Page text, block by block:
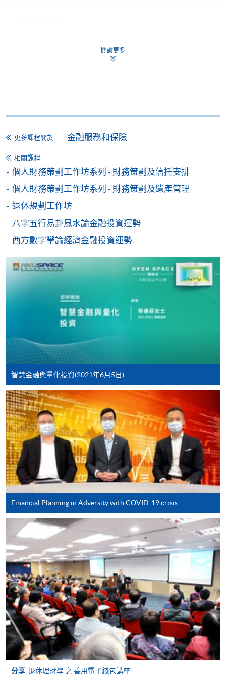
交下期學費的學員，提供網上服務，如學員就讀的課
VISA 或 Mastercard、「微信支付」(Online WeChat
Pay) 、「支付寶」(Online Alipay) 或 「轉數快」(FPS)
繳付學費。
親身報名/郵遞
報讀新課程
凡以「先到先得」為取錄方式的課程，請填妥
SF26報名表，親往報名中心或以郵遞方式連同學
費以及所需證明文件呈交。
[下載報名表SF26
申請學歷頒授及專業課程可能需要其他資料，報名
表格後，請連同報名費/學費以及所需證明文件親
往報名中心或以郵遞方式遞交。
報讀同一學歷頒授課程內其他單元
​學院為學歷頒授課程特設「註冊及學費通知」，適
用於一般學歷頒授課程。
課程負責人會為學員送上「註冊及學費通知」
(「通知」)，請填妥有關「通知」，並親往報名中
心或以郵遞方式，遞交「通知」及繳交所需費用。
有關繳費詳情，請參閱付款方法。如對報名程序有任
何疑問，請詳閱個別課程資料，或聯絡有關課程負責
人或報名中心。
課程/科目報名注意事項:
選用網上報名服務必須在已接駁互聯網及支援
JavaScript程式瀏覽器的電腦上進行。建議選用
Google Chrome瀏覽器。
申請人不應閒置申請超過10分鐘。否則，申請人
閱讀更多
更多課程關於 金融服務和保險
相關課程
個人財務策劃工作坊系列 - 財務策劃及信托安排
個人財務策劃工作坊系列 - 財務策劃及遺產管理
退休規劃工作坊
八字五行易卦風水論金融投資運勢
西方數字學論經濟金融投資運勢
智慧金融與量化投資(2021年6月5日)
Financial Planning in Adversity with COVID-19 crisis
分享 退休理財學 之 善用電子錢包講座